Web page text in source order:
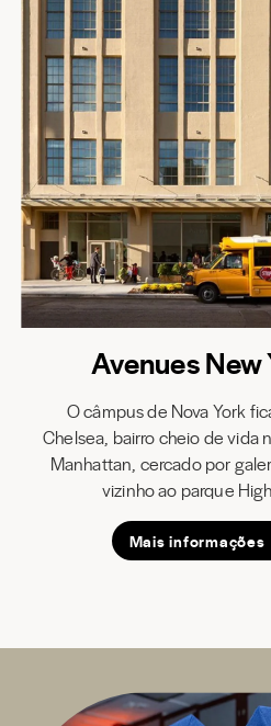
Avenues New
O câmpus de Nova York
Chelsea, bairro cheio de vida
Manhattan, cercado por
vizinho ao parque
Mais informações